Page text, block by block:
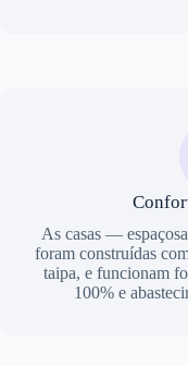
As casas —
foram construídas
taipa, e funcionam
100% e